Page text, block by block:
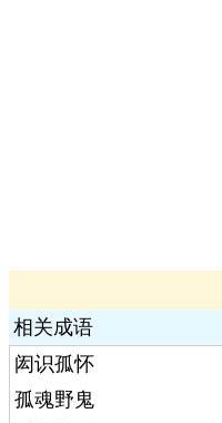
相关成语
闳识孤怀
孤魂野鬼